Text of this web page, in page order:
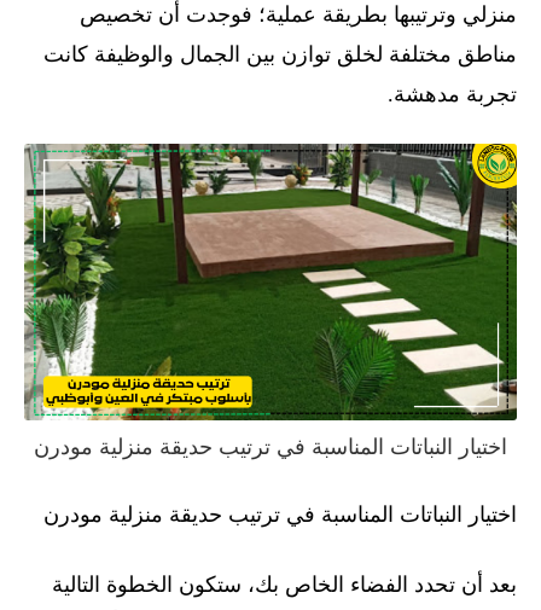
منزلي وترتيبها بطريقة عملية؛ فوجدت أن تخصيص
مناطق مختلفة لخلق توازن بين الجمال والوظيفة كانت
تجربة مدهشة.
اختيار النباتات المناسبة في ترتيب حديقة منزلية مودرن
اختيار النباتات المناسبة في ترتيب حديقة منزلية مودرن
بعد أن تحدد الفضاء الخاص بك، ستكون الخطوة التالية